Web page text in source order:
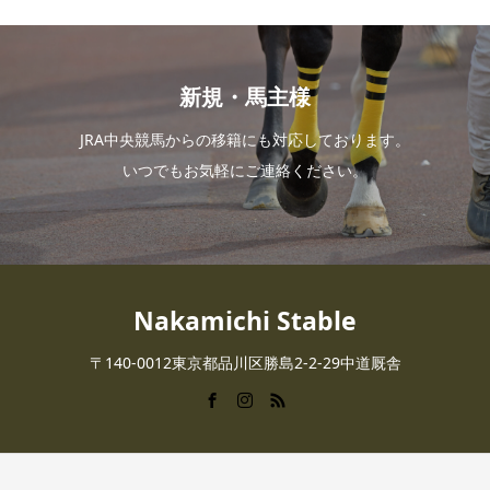
新規・馬主様
JRA中央競馬からの移籍にも対応しております。
いつでもお気軽にご連絡ください。
Nakamichi Stable
〒140-0012東京都品川区勝島2-2-29中道厩舎